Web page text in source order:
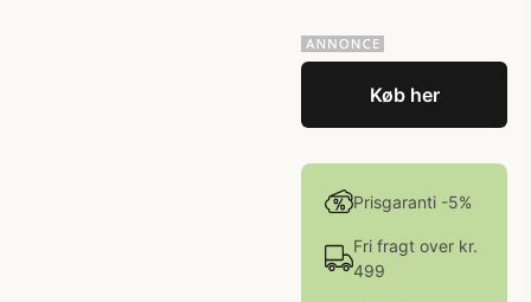
Køb her
Prisgaranti -5%
Fri fragt over kr.
499